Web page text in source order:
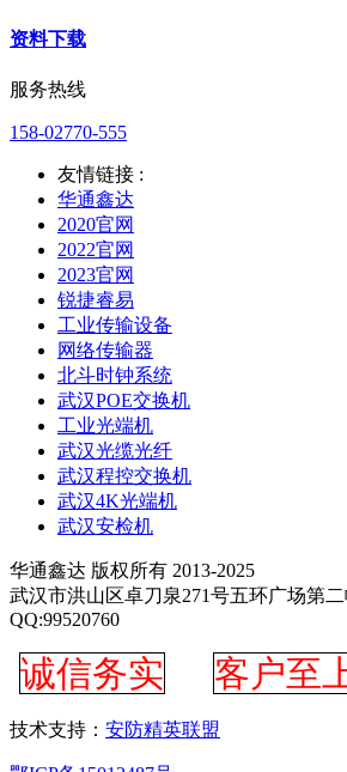
资料下载
服务热线
158-02770-555
友情链接 :
华通鑫达
2020官网
2022官网
2023官网
锐捷睿易
工业传输设备
网络传输器
北斗时钟系统
武汉POE交换机
工业光端机
武汉光缆光纤
武汉程控交换机
武汉4K光端机
武汉安检机
华通鑫达 版权所有 2013-2025
武汉市洪山区卓刀泉271号五环广场第
QQ:99520760
诚信务实 客户至
技术支持： 安防精英联盟